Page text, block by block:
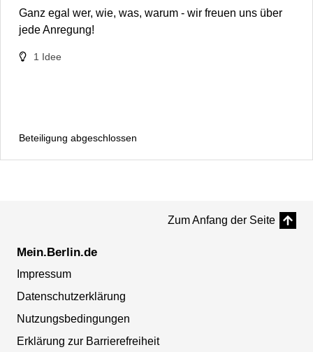
Ganz egal wer, wie, was, warum - wir freuen uns über
jede Anregung!
1 Idee
Beteiligung abgeschlossen
Zum Anfang der Seite
Mein.Berlin.de
Impressum
Datenschutzerklärung
Nutzungsbedingungen
Erklärung zur Barrierefreiheit